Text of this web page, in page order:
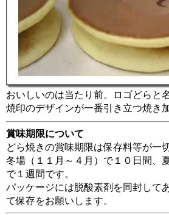
おいしいのは当たり前。ロゴどらと
焼印のデザインが一番引き立つ焼き
賞味期限について
どら焼きの賞味期限は保存料等が一
冬場（１１月～４月）で１０日間、
で１週間です。
パッケージには脱酸素剤を同封して
て保存をお願いします。